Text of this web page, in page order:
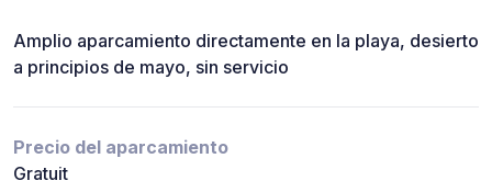
Amplio aparcamiento directamente en la playa, desierto
a principios de mayo, sin servicio
Precio del aparcamiento
Gratuit